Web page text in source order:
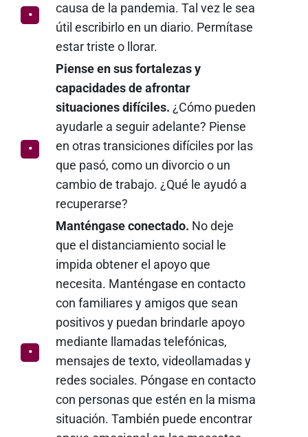
causa de la pandemia. Tal vez le sea
útil escribirlo en un diario. Permítase
estar triste o llorar.
Piense en sus fortalezas y
capacidades de afrontar
situaciones difíciles. ¿Cómo pueden
ayudarle a seguir adelante? Piense
en otras transiciones difíciles por las
que pasó, como un divorcio o un
cambio de trabajo. ¿Qué le ayudó a
recuperarse?
Manténgase conectado. No deje
que el distanciamiento social le
impida obtener el apoyo que
necesita. Manténgase en contacto
con familiares y amigos que sean
positivos y puedan brindarle apoyo
mediante llamadas telefónicas,
mensajes de texto, videollamadas y
redes sociales. Póngase en contacto
con personas que estén en la misma
situación. También puede encontrar